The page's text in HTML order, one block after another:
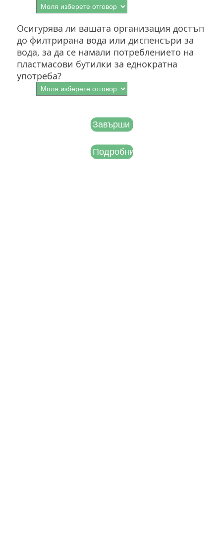
Осигурява ли вашата организация достъп
до филтрирана вода или диспенсъри за
вода, за да се намали потреблението на
пластмасови бутилки за еднократна
употреба?